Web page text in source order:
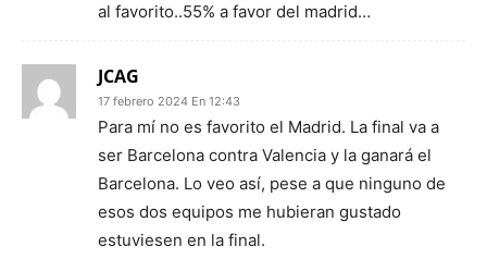
al favorito..55% a favor del madrid…
JCAG
17 febrero 2024 En 12:43
Para mí no es favorito el Madrid. La final va a
ser Barcelona contra Valencia y la ganará el
Barcelona. Lo veo así, pese a que ninguno de
esos dos equipos me hubieran gustado
estuviesen en la final.